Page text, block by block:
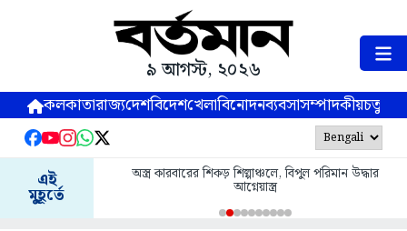
৯ আগস্ট, ২০২৬
কলকাতারাজ্যদেশবিদেশখেলাবিনোদনব্যবসাসম্পাদকীয়
এই
মুহূর্তে
অস্ত্র কারবারের শিকড় শিল্পাঞ্চলে, বিপুল পরিমান উদ্ধার
আগ্নেয়াস্ত্র